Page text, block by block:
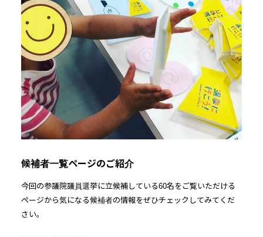
候補者一覧ページのご紹介
今回の参議院議員選挙に立候補している60名をご覧いただける
ページから気になる候補者の情報をぜひチェックしてみてくだ
さい。